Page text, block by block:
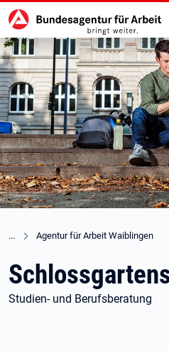
zu den Hauptinhalten springen
Hauptnavigation
Agentur für Arbeit Waiblingen
Studien- und Berufsberatung